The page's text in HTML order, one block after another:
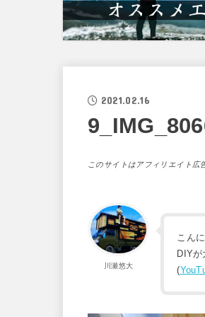
2021.02.16
このサイトはアフィリエイト広
川瀬悠大
こん
DIYが
(